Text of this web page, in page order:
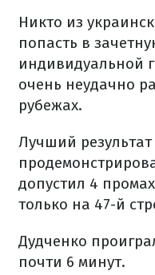
Никто из
попасть в
индивидуальной
очень неудачно
рубежах.
Лучший
допустил 4
только на 47-й
Дудченко
почти 6 минут.